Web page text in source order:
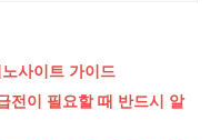
사이트 가이드
전이 필요할 때 반드시 알